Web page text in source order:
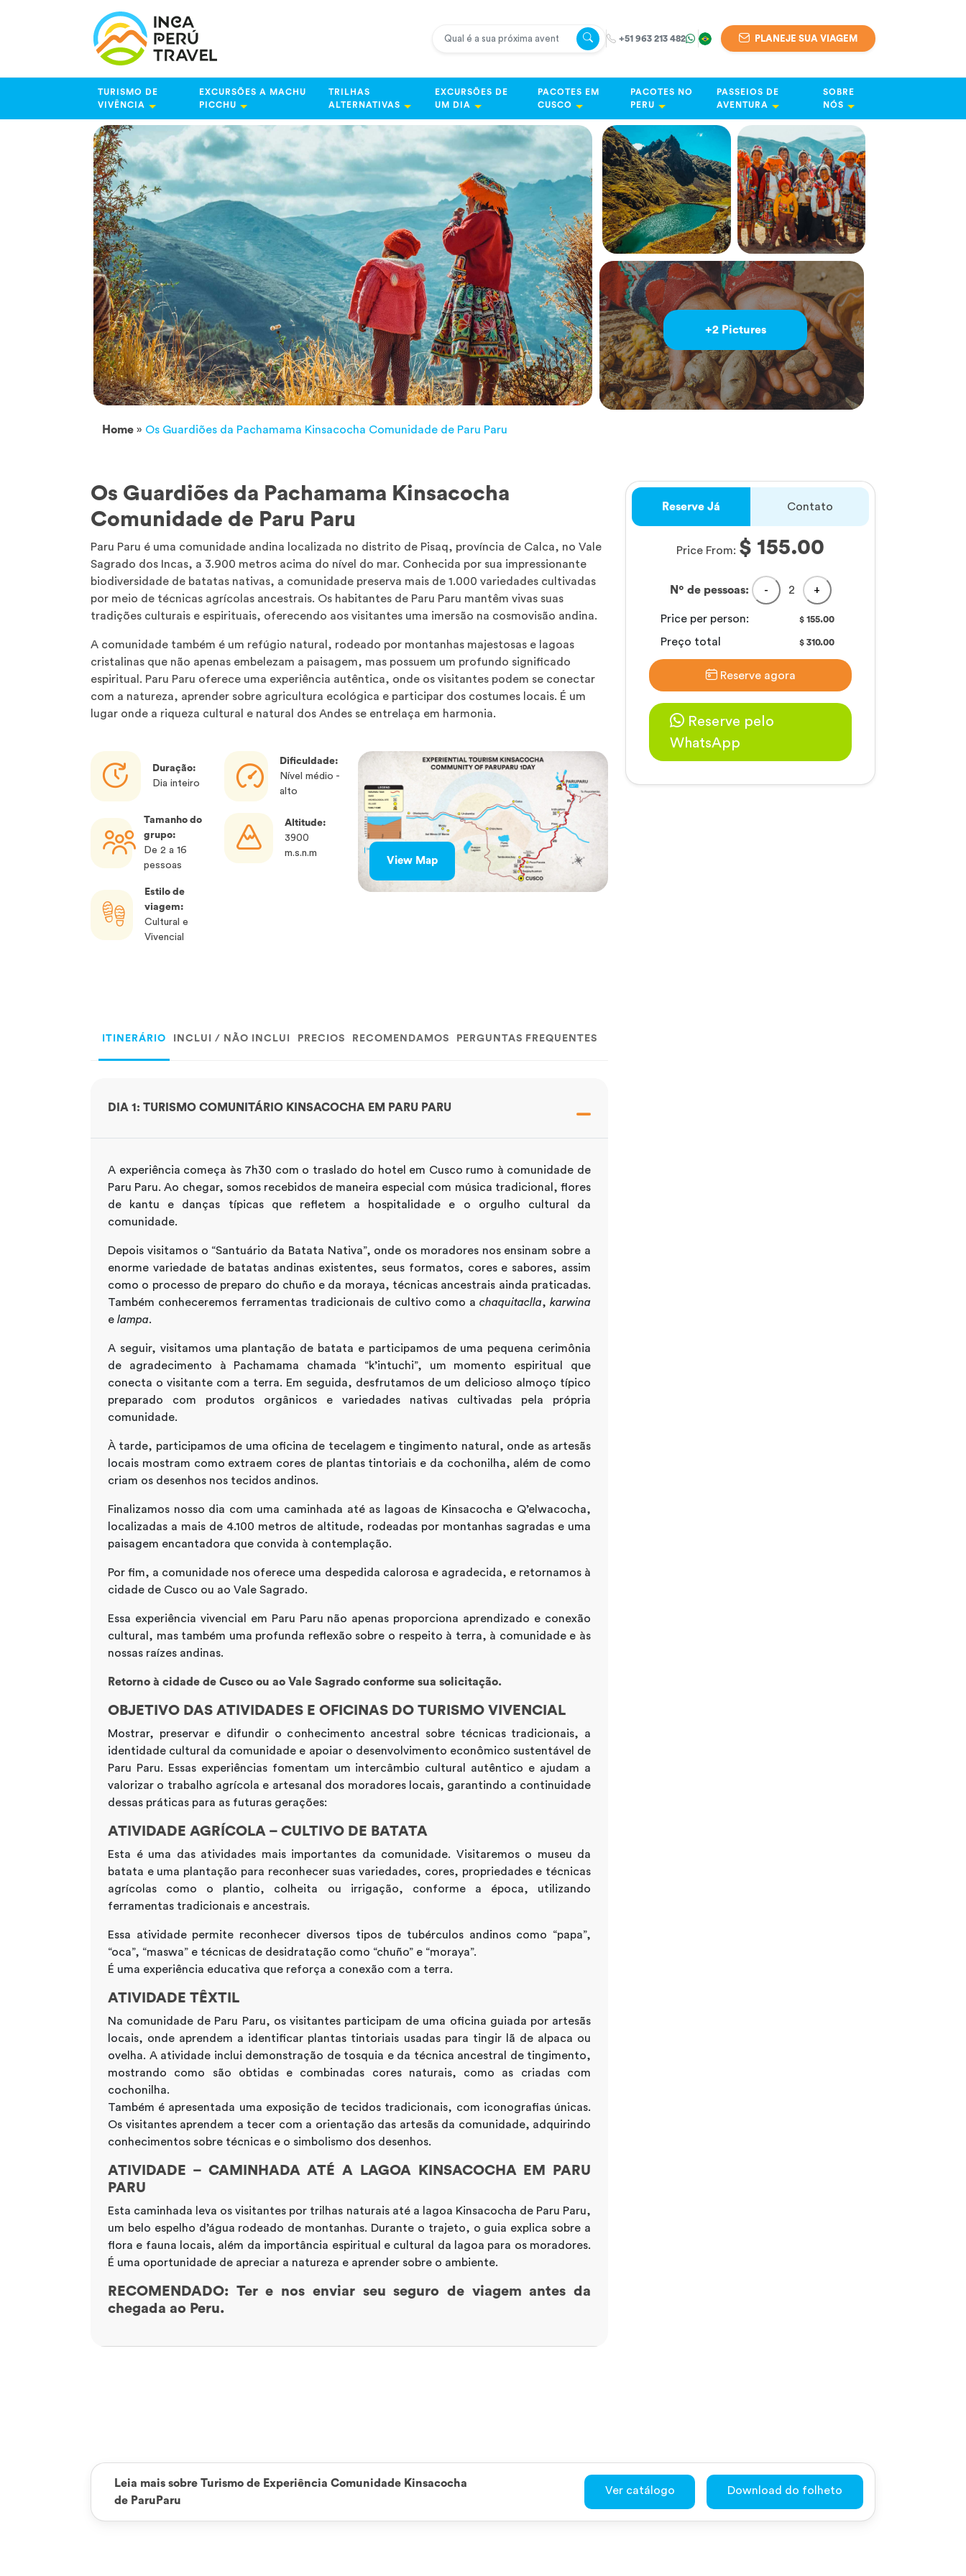
+51 963 213 482 PLANEJE SUA VIAGEM
TURISMO DE
VIVÊNCIA
EXCURSÕES A MACHU
PICCHU
TRILHAS
ALTERNATIVAS
EXCURSÕES DE
UM DIA
PACOTES EM
CUSCO
PACOTES NO
PERU
PASSEIOS DE
AVENTURA
SOBRE
NÓS
+2 Pictures
Home » Os Guardiões da Pachamama Kinsacocha Comunidade de Paru Paru
Os Guardiões da Pachamama Kinsacocha
Comunidade de Paru Paru
Paru Paru é uma comunidade andina localizada no distrito de Pisaq, província de Calca, no Vale
Sagrado dos Incas, a 3.900 metros acima do nível do mar. Conhecida por sua impressionante
biodiversidade de batatas nativas, a comunidade preserva mais de 1.000 variedades cultivadas
por meio de técnicas agrícolas ancestrais. Os habitantes de Paru Paru mantêm vivas suas
tradições culturais e espirituais, oferecendo aos visitantes uma imersão na cosmovisão andina.
A comunidade também é um refúgio natural, rodeado por montanhas majestosas e lagoas
cristalinas que não apenas embelezam a paisagem, mas possuem um profundo significado
espiritual. Paru Paru oferece uma experiência autêntica, onde os visitantes podem se conectar
com a natureza, aprender sobre agricultura ecológica e participar dos costumes locais. É um
lugar onde a riqueza cultural e natural dos Andes se entrelaça em harmonia.
Duração:
Dia inteiro
Dificuldade:
Nível médio -
alto
Tamanho do
grupo:
De 2 a 16
pessoas
Altitude:
3900
m.s.n.m
Estilo de
viagem:
Cultural e
Vivencial
View Map
ITINERÁRIO INCLUI / NÃO INCLUI PRECIOS RECOMENDAMOS PERGUNTAS FREQUENTES
DIA 1: TURISMO COMUNITÁRIO KINSACOCHA EM PARU PARU
A experiência começa às 7h30 com o traslado do hotel em Cusco rumo à comunidade de
Paru Paru. Ao chegar, somos recebidos de maneira especial com música tradicional, flores
de kantu e danças típicas que refletem a hospitalidade e o orgulho cultural da
comunidade.
Depois visitamos o “Santuário da Batata Nativa”, onde os moradores nos ensinam sobre a
enorme variedade de batatas andinas existentes, seus formatos, cores e sabores, assim
como o processo de preparo do chuño e da moraya, técnicas ancestrais ainda praticadas.
Também conheceremos ferramentas tradicionais de cultivo como a chaquitaclla, karwina
e lampa.
A seguir, visitamos uma plantação de batata e participamos de uma pequena cerimônia
de agradecimento à Pachamama chamada “k’intuchi”, um momento espiritual que
conecta o visitante com a terra. Em seguida, desfrutamos de um delicioso almoço típico
preparado com produtos orgânicos e variedades nativas cultivadas pela própria
comunidade.
À tarde, participamos de uma oficina de tecelagem e tingimento natural, onde as artesãs
locais mostram como extraem cores de plantas tintoriais e da cochonilha, além de como
criam os desenhos nos tecidos andinos.
Finalizamos nosso dia com uma caminhada até as lagoas de Kinsacocha e Q’elwacocha,
localizadas a mais de 4.100 metros de altitude, rodeadas por montanhas sagradas e uma
paisagem encantadora que convida à contemplação.
Por fim, a comunidade nos oferece uma despedida calorosa e agradecida, e retornamos à
cidade de Cusco ou ao Vale Sagrado.
Essa experiência vivencial em Paru Paru não apenas proporciona aprendizado e conexão
cultural, mas também uma profunda reflexão sobre o respeito à terra, à comunidade e às
nossas raízes andinas.
Retorno à cidade de Cusco ou ao Vale Sagrado conforme sua solicitação.
OBJETIVO DAS ATIVIDADES E OFICINAS DO TURISMO VIVENCIAL
Mostrar, preservar e difundir o conhecimento ancestral sobre técnicas tradicionais, a
identidade cultural da comunidade e apoiar o desenvolvimento econômico sustentável de
Paru Paru. Essas experiências fomentam um intercâmbio cultural autêntico e ajudam a
valorizar o trabalho agrícola e artesanal dos moradores locais, garantindo a continuidade
dessas práticas para as futuras gerações:
ATIVIDADE AGRÍCOLA – CULTIVO DE BATATA
Esta é uma das atividades mais importantes da comunidade. Visitaremos o museu da
batata e uma plantação para reconhecer suas variedades, cores, propriedades e técnicas
agrícolas como o plantio, colheita ou irrigação, conforme a época, utilizando
ferramentas tradicionais e ancestrais.
Essa atividade permite reconhecer diversos tipos de tubérculos andinos como “papa”,
“oca”, “maswa” e técnicas de desidratação como “chuño” e “moraya”.
É uma experiência educativa que reforça a conexão com a terra.
ATIVIDADE TÊXTIL
Na comunidade de Paru Paru, os visitantes participam de uma oficina guiada por artesãs
locais, onde aprendem a identificar plantas tintoriais usadas para tingir lã de alpaca ou
ovelha. A atividade inclui demonstração de tosquia e da técnica ancestral de tingimento,
mostrando como são obtidas e combinadas cores naturais, como as criadas com
cochonilha.
Também é apresentada uma exposição de tecidos tradicionais, com iconografias únicas.
Os visitantes aprendem a tecer com a orientação das artesãs da comunidade, adquirindo
conhecimentos sobre técnicas e o simbolismo dos desenhos.
ATIVIDADE – CAMINHADA ATÉ A LAGOA KINSACOCHA EM PARU
PARU
Esta caminhada leva os visitantes por trilhas naturais até a lagoa Kinsacocha de Paru Paru,
um belo espelho d’água rodeado de montanhas. Durante o trajeto, o guia explica sobre a
flora e fauna locais, além da importância espiritual e cultural da lagoa para os moradores.
É uma oportunidade de apreciar a natureza e aprender sobre o ambiente.
RECOMENDADO: Ter e nos enviar seu seguro de viagem antes da
chegada ao Peru.
Reserve Já Contato
Price From: $ 155.00
Nº de pessoas: - 2 +
Price per person: $155.00
Preço total $310.00
Reserve agora
Reserve pelo
WhatsApp
Leia mais sobre Turismo de Experiência Comunidade Kinsacocha
de ParuParu
Ver catálogo Download do folheto